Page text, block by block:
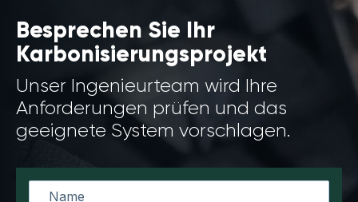
Besprechen Sie Ihr
Karbonisierungsprojekt
Unser Ingenieurteam wird Ihre
Anforderungen prüfen und das
geeignete System vorschlagen.